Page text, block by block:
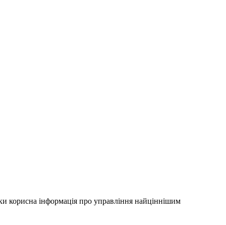
корисна інформація про управління найціннішим